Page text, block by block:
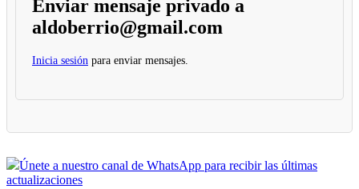
Enviar mensaje privado a
aldoberrio@gmail.com
Inicia sesión para enviar mensajes.
Únete a nuestro canal de WhatsApp para recibir las últimas
actualizaciones